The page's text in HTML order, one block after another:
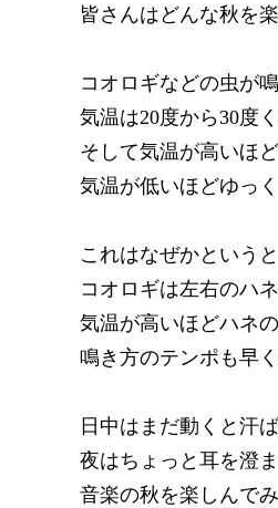
皆さんはどんな秋を
コオロギなどの虫が
気温は20度から30度
そして気温が高いほ
気温が低いほどゆっ
これはなぜかというと
コオロギは左右のハ
気温が高いほどハネ
鳴き方のテンポも早
日中はまだ動くと汗
夜はちょっと耳を澄
音楽の秋を楽しんで